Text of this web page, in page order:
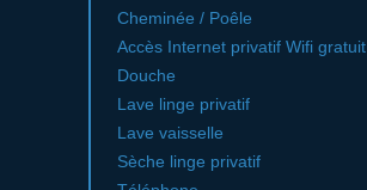
Cheminée / Poêle
Accès Internet privatif Wifi gratuit
Douche
Lave linge privatif
Lave vaisselle
Sèche linge privatif